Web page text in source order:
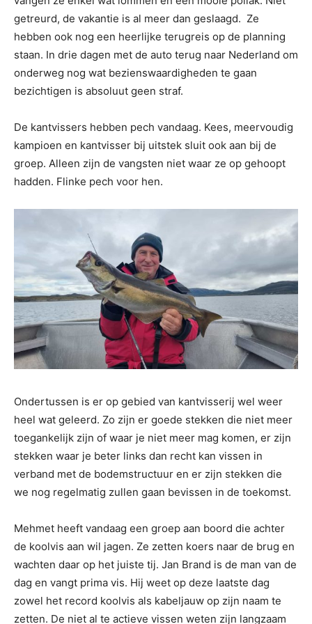
getreurd, de vakantie is al meer dan geslaagd. Ze
hebben ook nog een heerlijke terugreis op de planning
staan. In drie dagen met de auto terug naar Nederland om
onderweg nog wat bezienswaardigheden te gaan
bezichtigen is absoluut geen straf.
De kantvissers hebben pech vandaag. Kees, meervoudig
kampioen en kantvisser bij uitstek sluit ook aan bij de
groep. Alleen zijn de vangsten niet waar ze op gehoopt
hadden. Flinke pech voor hen.
Ondertussen is er op gebied van kantvisserij wel weer
heel wat geleerd. Zo zijn er goede stekken die niet meer
toegankelijk zijn of waar je niet meer mag komen, er zijn
stekken waar je beter links dan recht kan vissen in
verband met de bodemstructuur en er zijn stekken die
we nog regelmatig zullen gaan bevissen in de toekomst.
Mehmet heeft vandaag een groep aan boord die achter
de koolvis aan wil jagen. Ze zetten koers naar de brug en
wachten daar op het juiste tij. Jan Brand is de man van de
dag en vangt prima vis. Hij weet op deze laatste dag
zowel het record koolvis als kabeljauw op zijn naam te
zetten. De niet al te actieve vissen weten zijn langzaam